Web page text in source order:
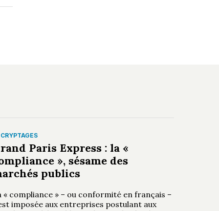
Paris Express : la «
», sésame des
publics
« compliance » – ou conformité en français –
imposée aux entreprises postulant aux